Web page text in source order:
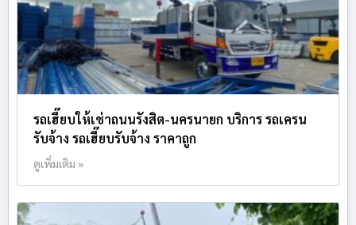
รถเฮี๊ยบให้เช่าถนนรังสิต-นครนายก บริการ รถเครน
รับจ้าง รถเฮี๊ยบรับจ้าง ราคาถูก
ดูเพิ่มเติม »